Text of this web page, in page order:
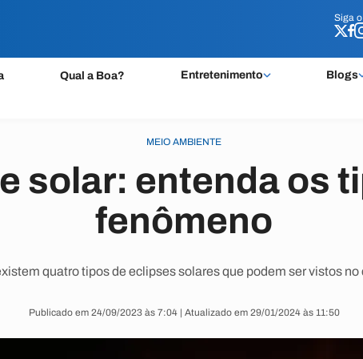
Siga o
Qual a Boa? Entretenimento Blogs
Siga o
MEIO AMBIENTE
solar: entenda os
fenômeno
quatro tipos de eclipses solares que podem ser vistos no
Publicado em 24/09/2023 às 7:04 | Atualizado em 29/01/2024 às 11:50